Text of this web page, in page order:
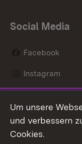
Social Media
Facebook
Instagram
Mastodon
Youtube
Um unsere
und verbessern
Cookies.